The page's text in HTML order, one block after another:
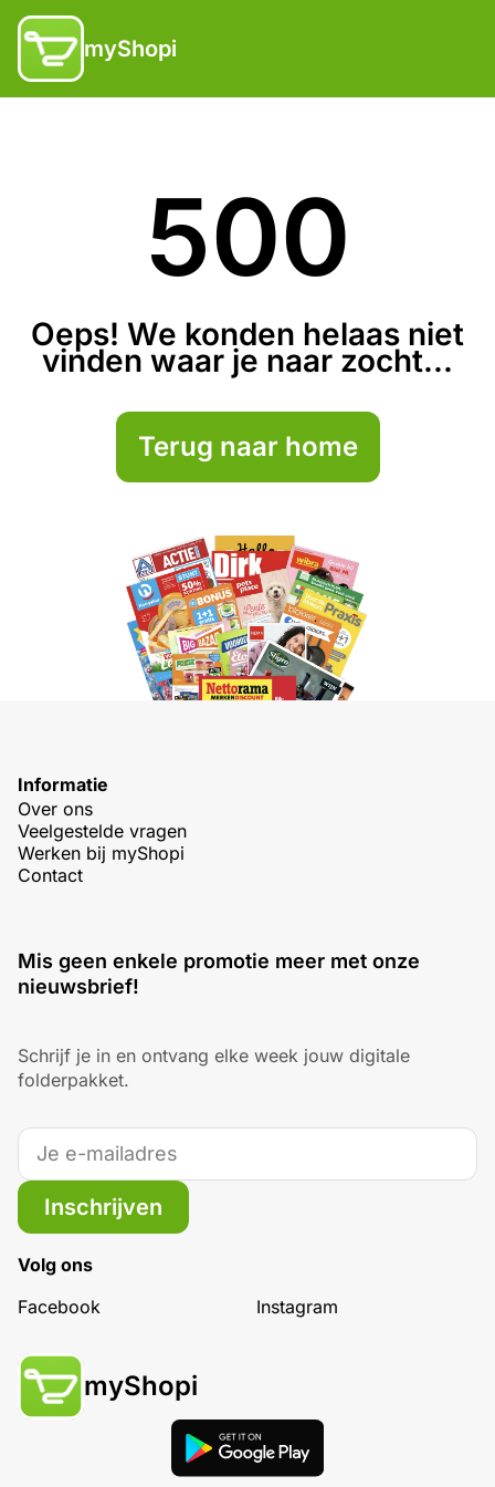
myShopi
500
Oeps! We konden helaas niet
vinden waar je naar zocht...
Terug naar home
Informatie
Over ons
Veelgestelde vragen
Werken bij myShopi
Contact
Mis geen enkele promotie meer met onze
nieuwsbrief!
Schrijf je in en ontvang elke week jouw digitale
folderpakket.
Inschrijven
Volg ons
Facebook
Instagram
myShopi